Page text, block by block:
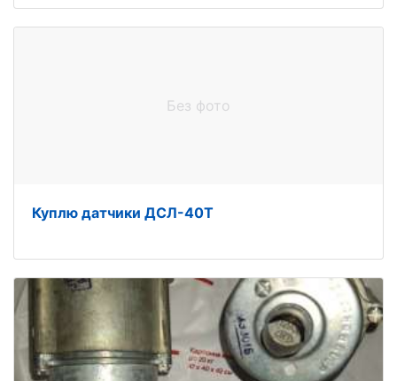
Без фото
Куплю датчики ДСЛ-40Т